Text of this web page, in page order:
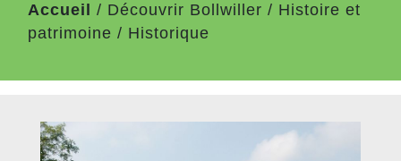
Accueil / Découvrir Bollwiller / Histoire et
patrimoine / Historique